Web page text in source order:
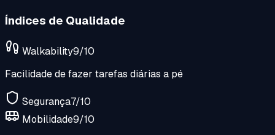
Índices de Qualidade
Walkability9/10
Facilidade de fazer tarefas diárias a pé
Segurança7/10
Mobilidade9/10